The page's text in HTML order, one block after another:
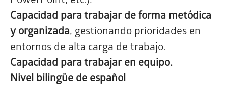
Capacidad para trabajar de forma metódica
y organizada, gestionando prioridades en
entornos de alta carga de trabajo.
Capacidad para trabajar en equipo.
Nivel bilingüe de español